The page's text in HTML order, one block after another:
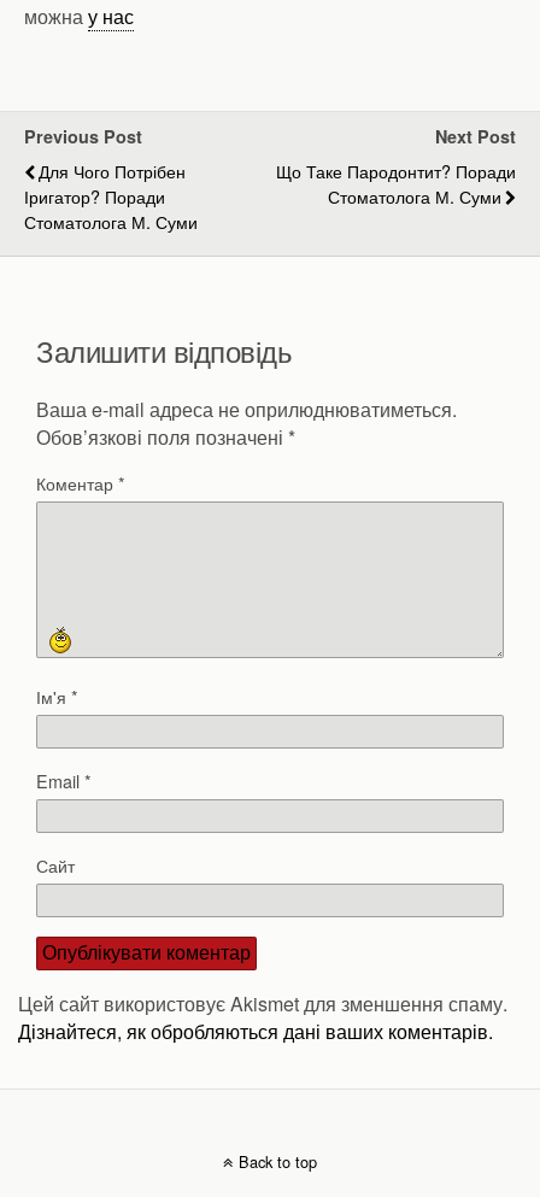
можнау нас
Previous Post
Для Чого Потрібен
Іригатор? Поради
Стоматолога М. Суми
Next Post
Що Таке Пародонтит? Поради
Стоматолога М. Суми
Залишити відповідь
Ваша e-mail адреса не оприлюднюватиметься.
Обов’язкові поля позначені *
Коментар*
Ім'я *
Email*
Сайт
Цей сайт використовує Akismet для зменшення спаму.
Дізнайтеся, як обробляються дані ваших коментарів.
Back to top